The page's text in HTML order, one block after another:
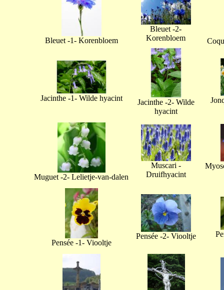
Bleuet -1- Korenbloem
Bleuet -2-
Korenbloem
Jacinthe -1- Wilde hyacint
Jacinthe -2- Wilde
hyacint
Muguet -2- Lelietje-van-dalen
Muscari -
Druifhyacint
Pensée -1- Viooltje
Pensée -2- Viooltje